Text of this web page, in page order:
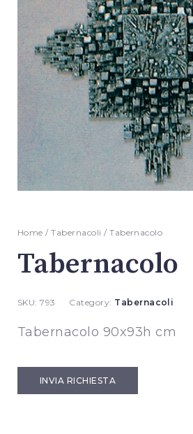
Home /Tabernacoli / Tabernacolo
Tabernacolo
SKU:793 Category: Tabernacoli
Tabernacolo 90x93h cm
INVIA RICHIESTA